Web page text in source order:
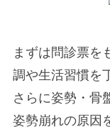
まずは問診票を
調や生活習慣を
さらに姿勢・骨
姿勢崩れの原因